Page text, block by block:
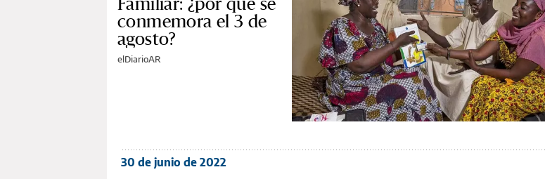
conmemora el 3 de
agosto?
elDiarioAR
30 de junio de 2022